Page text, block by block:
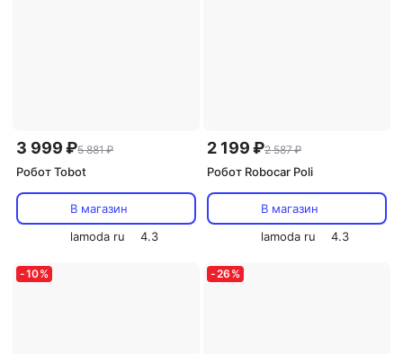
3 999 ₽5 881 ₽
Робот Tobot
В магазин
lamoda ru
4.3
2 199 ₽2 587 ₽
Робот Robocar Poli
В магазин
lamoda ru
4.3
-10% -26 %